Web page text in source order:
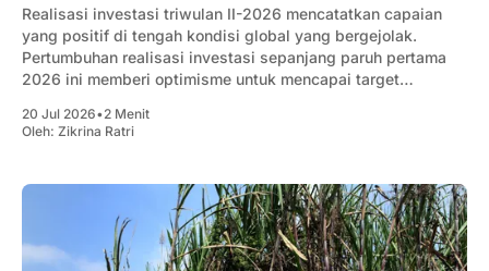
Realisasi investasi triwulan II-2026 mencatatkan capaian
yang positif di tengah kondisi global yang bergejolak.
Pertumbuhan realisasi investasi sepanjang paruh pertama
2026 ini memberi optimisme untuk mencapai target
20 Jul 2026•2 Menit
Oleh: Zikrina Ratri